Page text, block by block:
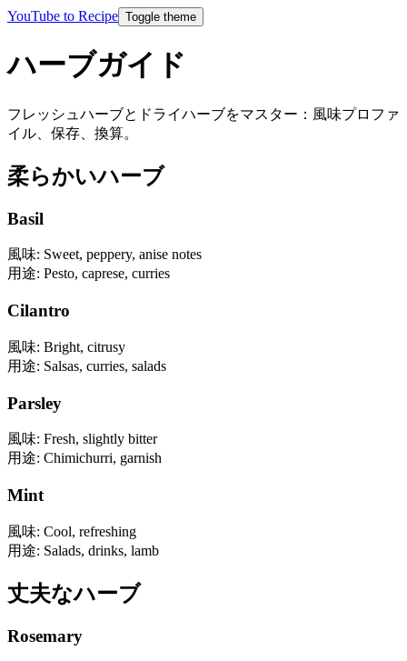
YouTube to Recipe Toggle theme
ハーブガイド
フレッシュハーブとドライハーブをマスター：風味プロファ
イル、保存、換算。
柔らかいハーブ
Basil
風味: Sweet, peppery, anise notes
用途: Pesto, caprese, curries
Cilantro
風味: Bright, citrusy
用途: Salsas, curries, salads
Parsley
風味: Fresh, slightly bitter
用途: Chimichurri, garnish
Mint
風味: Cool, refreshing
用途: Salads, drinks, lamb
丈夫なハーブ
Rosemary